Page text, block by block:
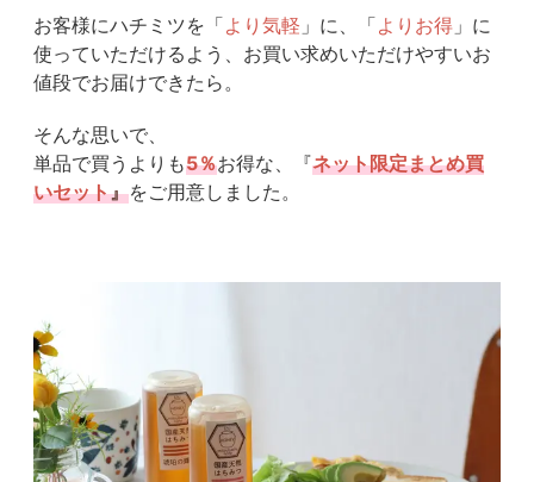
お客様にハチミツを「より気軽 」に、「よりお得 」に
使っていただけるよう、お買い求めいただけやすいお
値段でお届けできたら。
そんな思いで、
単品で買うよりも5％お得な、『ネット限定まとめ買
いセット』をご用意しました。